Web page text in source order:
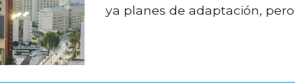
ya planes de adaptación,